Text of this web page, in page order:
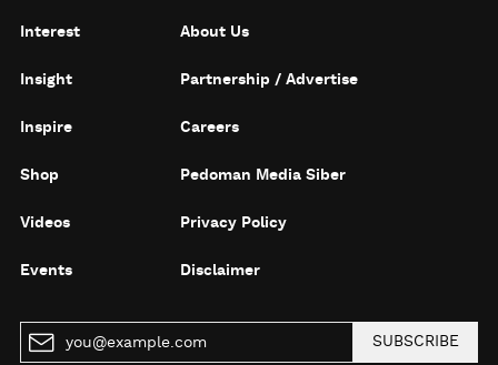
Interest
Insight
Inspire
Shop
Videos
Events
About Us
Partnership / Advertise
Careers
Pedoman Media Siber
Privacy Policy
Disclaimer
SUBSCRIBE